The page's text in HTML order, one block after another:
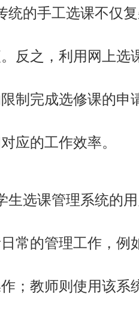
的手工选课不仅复
反之，利用网上选
制完成选修课的申
应的工作效率。
选课管理系统的用
常的管理工作，例
；教师则使用该系